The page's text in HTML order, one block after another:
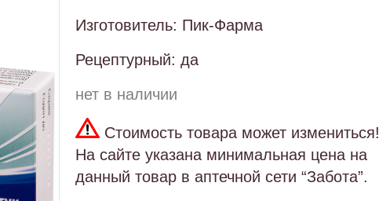
Изготовитель: Пик-Фарма
Рецептурный: да
нет в наличии
Стоимость товара может измениться!
На сайте указана минимальная цена на
данный товар в аптечной сети “Забота”.